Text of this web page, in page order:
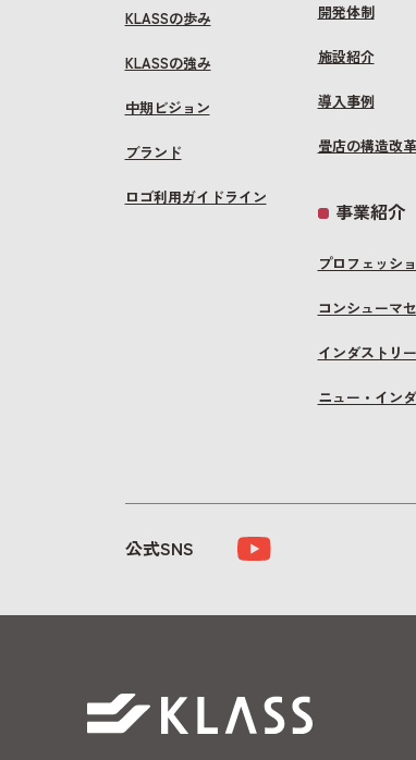
KLASSの歩み
KLASSの強み
中期ビジョン
ブランド
ロゴ利用ガイドライン
開発体制
施設紹介
導入事例
畳店の構造改
事業紹介
プロフェッシ
コンシューマ
インダストリ
ニュー・イン
公式SNS